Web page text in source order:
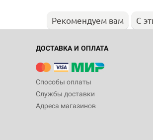
Рекомендуем вам С
ДОСТАВКА И ОПЛАТА
Способы оплаты
Службы доставки
Адреса магазинов